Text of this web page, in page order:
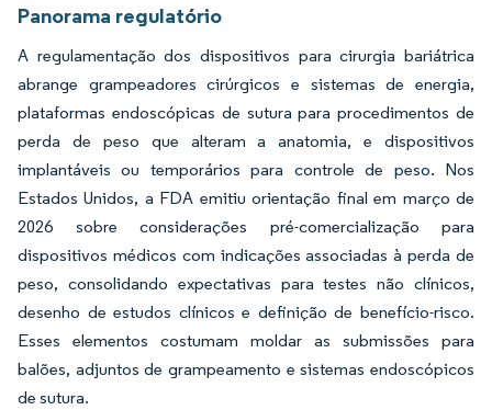
Panorama regulatório
A regulamentação dos dispositivos para cirurgia bariátrica
abrange grampeadores cirúrgicos e sistemas de energia,
plataformas endoscópicas de sutura para procedimentos de
perda de peso que alteram a anatomia, e dispositivos
implantáveis ou temporários para controle de peso. Nos
Estados Unidos, a FDA emitiu orientação final em março de
2026 sobre considerações pré-comercialização para
dispositivos médicos com indicações associadas à perda de
peso, consolidando expectativas para testes não clínicos,
desenho de estudos clínicos e definição de benefício-risco.
Esses elementos costumam moldar as submissões para
balões, adjuntos de grampeamento e sistemas endoscópicos
de sutura.